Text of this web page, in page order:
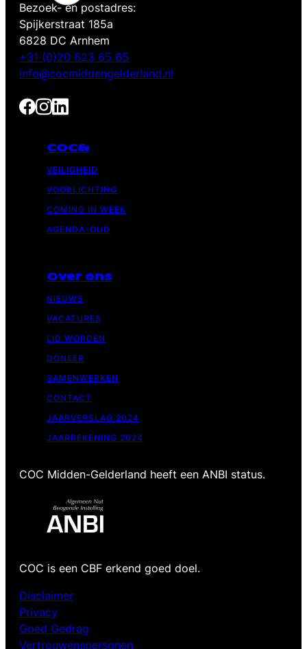
Bezoek- en postadres:
Spijkerstraat 185a
6828 DC Arnhem
+31 (0)20 623 65 65
info@cocmiddengelderland.nl
COC&
VEILIGHEID
VOORLICHTING
COMING IN WEEK
AGENDA-OUD
Over ons
NIEUWS
VACATURES
LID WORDEN
DONEER
SAMENWERKEN
CONTACT
JAARVERSLAG 2024
JAARREKENING 2024
COC Midden-Gelderland heeft een ANBI status.
COC is een CBF erkend goed doel.
Disclaimer
Privacy
Goed Gedrag
Vertrouwenspersonen